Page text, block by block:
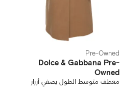
Pre-Owned
Dolce & Gabbana Pre-
Owned
معطف متوسط الطول بصفي أزرار